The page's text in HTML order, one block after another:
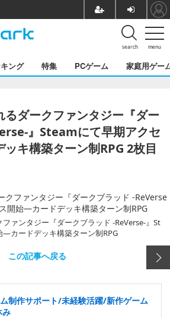
menu
search
ング 特集 PCゲーム 家庭用ゲー
るダークファンタジー『ダー
』Steamにて早期アクセ
キ構築ターン制RPG 2枚目
ァンタジー『ダークブラッド -ReVerse-』St
カードデッキ構築ターン制RPG
この記事へ戻る
ム制作サポート/未経験活躍/新作ゲーム
み